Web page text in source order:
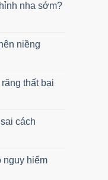
nha sớm?
niềng
thất bại
cách
nguy hiểm